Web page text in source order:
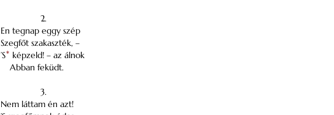
2.
En tegnap eggy szép
Szegfőt szakaszték, –
’S* képzeld! – az álnok
Abban feküdt.
3.
Nem láttam én azt!